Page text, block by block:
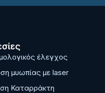
έλεγχος
μυωπίας με laser
Καταρράκτη